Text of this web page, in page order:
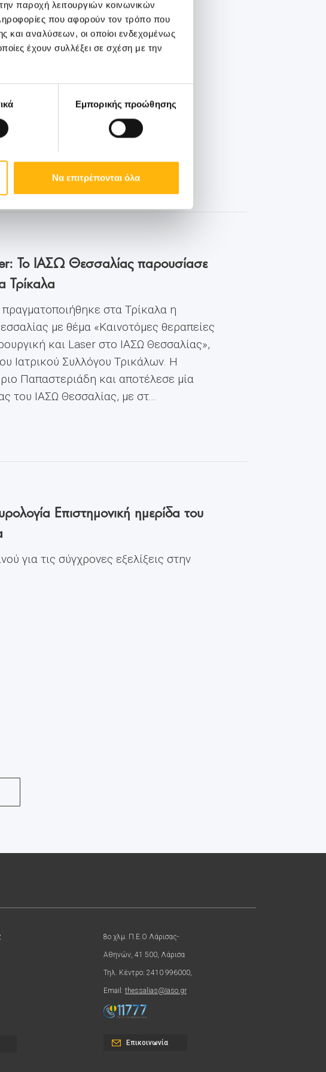
παροχή λειτουργιών κοινωνικών
που αφορούν τον τρόπο που
και αναλύσεων, οι οποίοι ενδεχομένως
έχουν συλλέξει σε σχέση με την
Εμπορικής προώθησης
Να επιτρέπονται όλα
Το ΙΑΣΩ Θεσσαλίας παρουσίασε
Τρίκαλα
στα Τρίκαλα η
με θέμα «Καινοτόμες θεραπείες
και Laser στο ΙΑΣΩ Θεσσαλίας»,
Ιατρικού Συλλόγου Τρικάλων. Η
Παπαστεριάδη και αποτέλεσε μία
του ΙΑΣΩ Θεσσαλίας, με στ...
Επιστημονική ημερίδα του
για τις σύγχρονες εξελίξεις στην
8ο χλμ. Π.Ε.Ο Λάρισας-
Αθηνών, 41 500, Λάρισα
Τηλ. Κέντρο: 2410 996000,
Email: thessalias@Iaso.gr
Επικοινωνία